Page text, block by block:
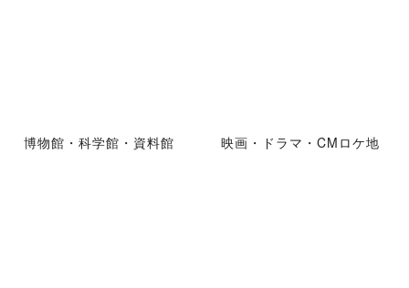
博物館・科学館・資料館 映画・ドラマ・CMロケ地